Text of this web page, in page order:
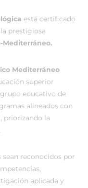
está certificado
prestigiosa
Mediterráneo.
Mediterráneo
superior
educativo de
alineados con
priorizando la
sean reconocidos por
aplicada y